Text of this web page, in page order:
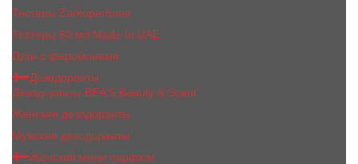
Тестеры Zarkoperfume
Тестеры 60 мл Made In UAE
Духи с феромонами
Дезодоранты
Дезодоранты BEA'S Beauty & Scent
Женские дезодоранты
Мужские дезодоранты
Женский мини парфюм